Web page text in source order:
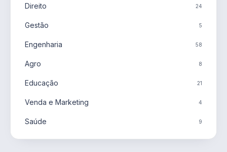
Direito 24
Gestão 5
Engenharia 58
Agro 8
Educação 21
Venda e Marketing 4
Saúde 9